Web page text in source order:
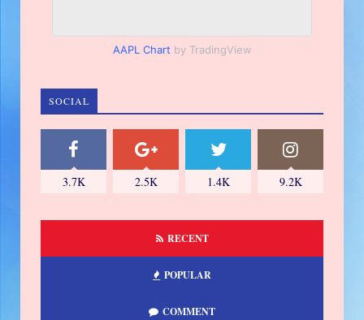
AAPL Chart by TradingView
SOCIAL
3.7K 2.5K 1.4K 9.2K
RECENT
POPULAR
COMMENT